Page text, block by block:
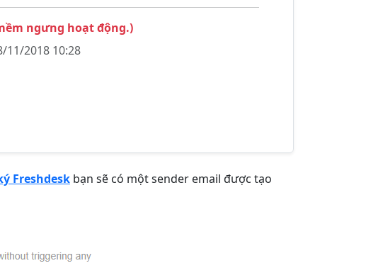
ngưng hoạt động.)
11/2018 10:28
Freshdesk bạn sẽ có một sender email được tạo